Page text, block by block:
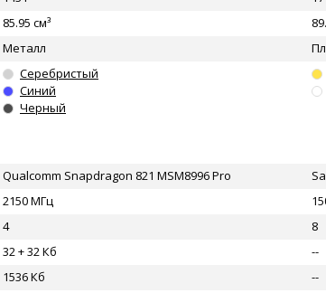
85.95 см³
Металл
Серебристый
Синий
Черный
Qualcomm Snapdragon 821 MSM8996 Pro
2150 МГц
4
8
32 + 32 Кб
--
1536 Кб
--